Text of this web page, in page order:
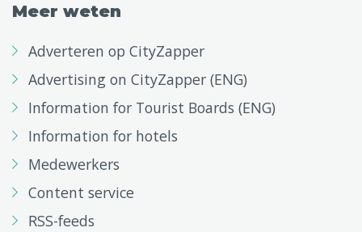
Meer weten
Adverteren op CityZapper
Advertising on CityZapper (ENG)
Information for Tourist Boards (ENG)
Information for hotels
Medewerkers
Content service
RSS-feeds